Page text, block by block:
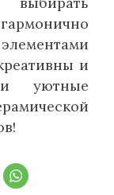
и
и уютные